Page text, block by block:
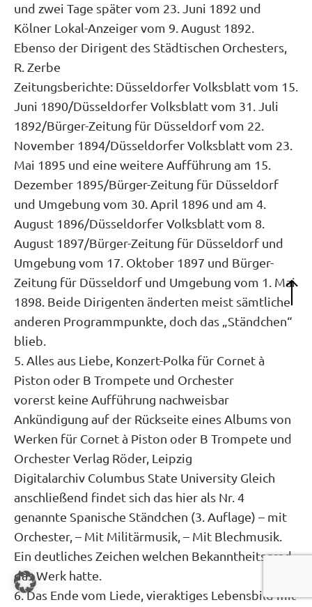
und zwei Tage später vom 23. Juni 1892 und
Kölner Lokal-Anzeiger vom 9. August 1892.
Ebenso der Dirigent des Städtischen Orchesters,
R. Zerbe
Zeitungsberichte: Düsseldorfer Volksblatt vom 15.
Juni 1890/Düsseldorfer Volksblatt vom 31. Juli
1892/Bürger-Zeitung für Düsseldorf vom 22.
November 1894/Düsseldorfer Volksblatt vom 23.
Mai 1895 und eine weitere Aufführung am 15.
Dezember 1895/Bürger-Zeitung für Düsseldorf
und Umgebung vom 30. April 1896 und am 4.
August 1896/Düsseldorfer Volksblatt vom 8.
August 1897/Bürger-Zeitung für Düsseldorf und
Umgebung vom 17. Oktober 1897 und Bürger-
Zeitung für Düsseldorf und Umgebung vom 1. Mai
1898. Beide Dirigenten änderten meist sämtliche
anderen Programmpunkte, doch das „Ständchen“
blieb.
5. Alles aus Liebe, Konzert-Polka für Cornet à
Piston oder B Trompete und Orchester
vorerst keine Aufführung nachweisbar
Ankündigung auf der Rückseite eines Albums von
Werken für Cornet à Piston oder B Trompete und
Orchester Verlag Röder, Leipzig
Digitalarchiv Columbus State University Gleich
anschließend findet sich das hier als Nr. 4
genannte Spanische Ständchen (3. Auflage) – mit
Orchester, – Mit Militärmusik, – Mit Blechmusik.
Ein deutliches Zeichen welchen Bekanntheitsgrad
das Werk hatte.
6. Das Ende vom Liede, vieraktiges Lebensbild mit